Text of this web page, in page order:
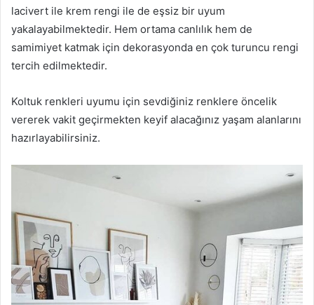
lacivert ile krem rengi ile de eşsiz bir uyum
yakalayabilmektedir. Hem ortama canlılık hem de
samimiyet katmak için dekorasyonda en çok turuncu rengi
tercih edilmektedir.
Koltuk renkleri uyumu için sevdiğiniz renklere öncelik
vererek vakit geçirmekten keyif alacağınız yaşam alanlarını
hazırlayabilirsiniz.